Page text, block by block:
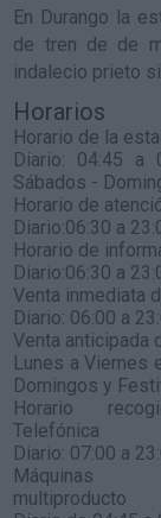
En Durango la
de tren de de
indalecio prieto
Horarios
Horario de la
Diario: 04:45 a
Sábados -
Horario de
Diario:06:30 a
Horario de
Diario:06:30 a
Venta inmediata
Diario: 06:00 a
Venta anticipada
Lunes a Viernes
Domingos y
Horario
Telefónica
Diario: 07:00 a
Máquinas
multiproducto